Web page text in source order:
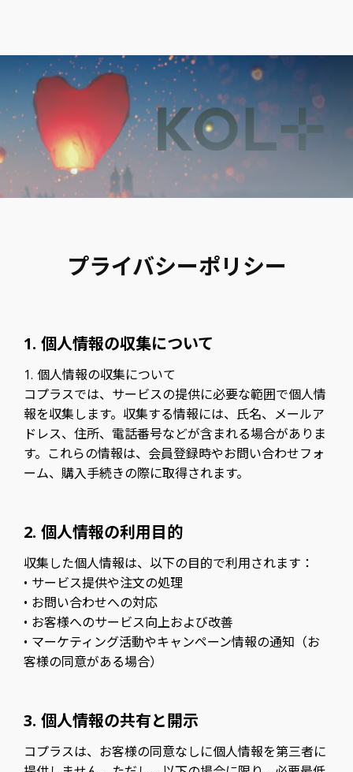
プライバシーポリシー
1. 個人情報の収集について
1. 個人情報の収集について
コプラスでは、サービスの提供に必要な範囲で個人情
報を収集します。収集する情報には、氏名、メールア
ドレス、住所、電話番号などが含まれる場合がありま
す。これらの情報は、会員登録時やお問い合わせフォ
ーム、購入手続きの際に取得されます。
2. 個人情報の利用目的
収集した個人情報は、以下の目的で利用されます：
• サービス提供や注文の処理
• お問い合わせへの対応
• お客様へのサービス向上および改善
• マーケティング活動やキャンペーン情報の通知（お
客様の同意がある場合）
3. 個人情報の共有と開示
コプラスは、お客様の同意なしに個人情報を第三者に